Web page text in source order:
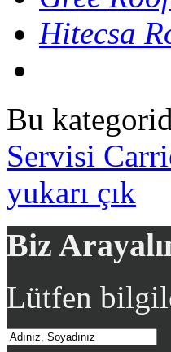
Hitecsa
Bu
Servisi
yukarı çık
Biz
Lütfen